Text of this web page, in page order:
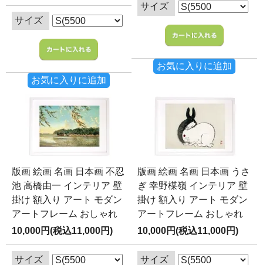
サイズ
お気に入りに追加
サイズ
お気に入りに追加
版画 絵画 名画 日本画 不忍
池 高橋由一 インテリア 壁
掛け 額入り アート モダン
アートフレーム おしゃれ
10,000円(税込11,000円)
サイズ
版画 絵画 名画 日本画 うさ
ぎ 幸野楳嶺 インテリア 壁
掛け 額入り アート モダン
アートフレーム おしゃれ
10,000円(税込11,000円)
サイズ